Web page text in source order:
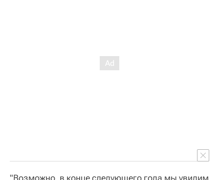
"Возможно, в конце следующего года мы увидим